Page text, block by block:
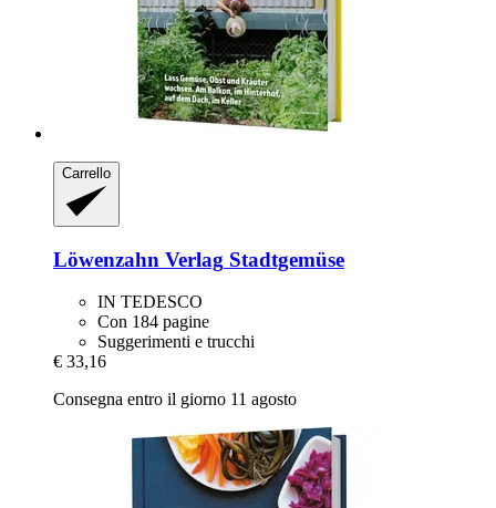
Carrello
Löwenzahn Verlag Stadtgemüse
IN TEDESCO
Con 184 pagine
Suggerimenti e trucchi
€ 33,16
Consegna entro il giorno 11 agosto